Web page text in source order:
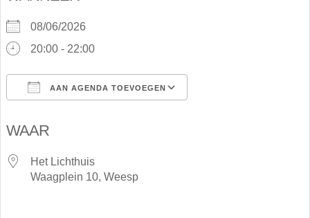
08/06/2026
20:00 - 22:00
AAN AGENDA TOEVOEGEN
WAAR
Het Lichthuis
Waagplein 10, Weesp